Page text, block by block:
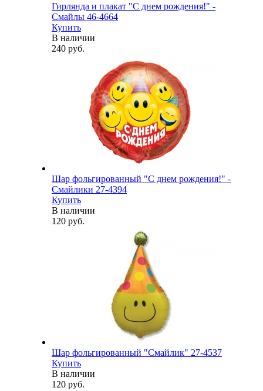
Гирлянда и плакат "С днем рождения!" -
Смайлы 46-4664
Купить
В наличии
240 руб.
Шар фольгированный "С днем рождения!" -
Смайлики 27-4394
Купить
В наличии
120 руб.
Шар фольгированный "Смайлик" 27-4537
Купить
В наличии
120 руб.